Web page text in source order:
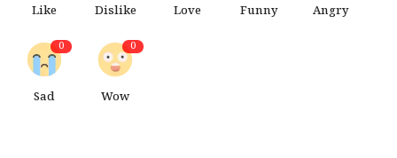
Like Dislike Love Funny Angry
0
Sad
0
Wow